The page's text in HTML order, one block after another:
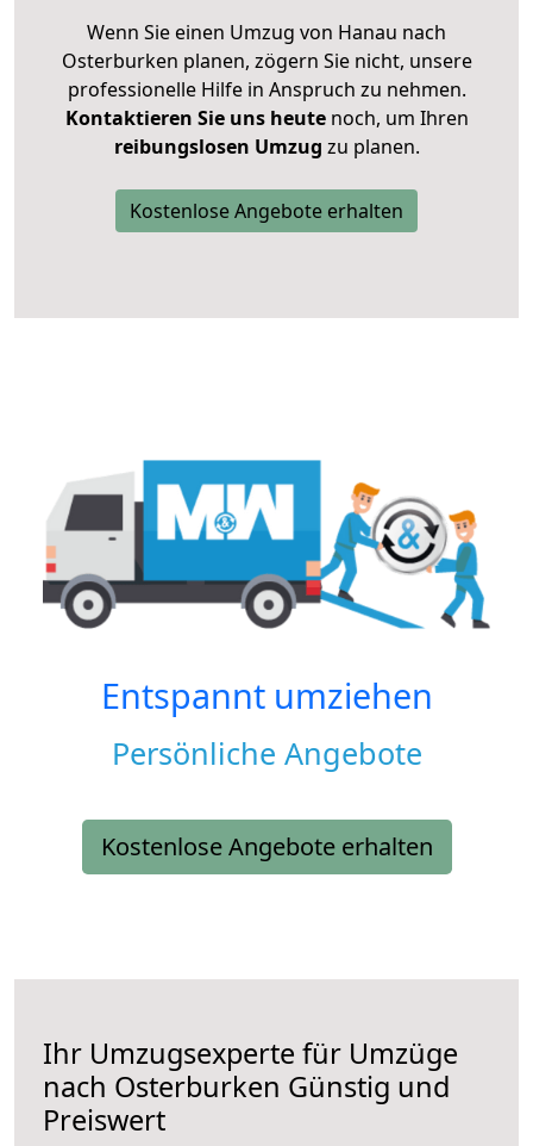
Wenn Sie einen Umzug von Hanau nach
Osterburken planen, zögern Sie nicht, unsere
professionelle Hilfe in Anspruch zu nehmen.
Kontaktieren Sie uns heutenoch, um Ihren
reibungslosen Umzug zu planen.
Kostenlose Angebote erhalten
Entspannt umziehen
Persönliche Angebote
Kostenlose Angebote erhalten
Ihr Umzugsexperte für Umzüge
nach Osterburken Günstig und
Preiswert